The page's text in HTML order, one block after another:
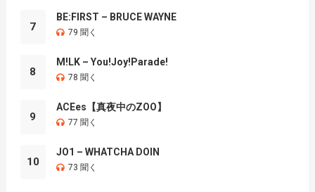
7
BE:FIRST – BRUCE WAYNE
79 聞く
8
M!LK – You!Joy!Parade!
78 聞く
9
ACEes【真夜中のZOO】
77 聞く
10
JO1 – WHATCHA DOIN
73 聞く